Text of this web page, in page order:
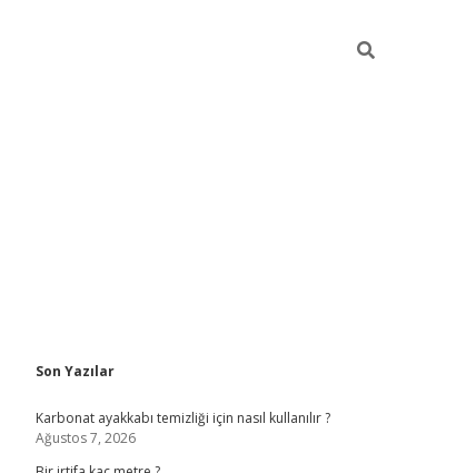
Sidebar
Son Yazılar
Karbonat ayakkabı temizliği için nasıl kullanılır ?
Ağustos 7, 2026